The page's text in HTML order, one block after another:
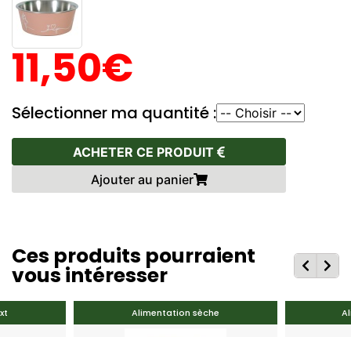
11,50€
Sélectionner ma quantité :
ACHETER CE PRODUIT
Ajouter au panier
Ces produits pourraient
vous intéresser
Alimentation sèche